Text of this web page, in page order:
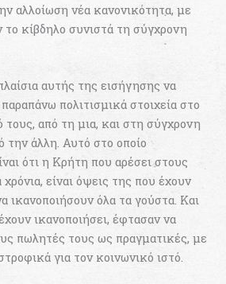
αλλοίωση νέα κανονικότητα, με
το κίβδηλο συνιστά τη σύγχρονη
αυτής της εισήγησης να
πολιτισμικά στοιχεία στο
τους, από τη μια, και στη σύγχρονη
την άλλη. Αυτό στο οποίο
ότι η Κρήτη που αρέσει στους
είναι όψεις της που έχουν
ικανοποιήσουν όλα τα γούστα. Και
ικανοποιήσει, έφτασαν να
πωλητές τους ως πραγματικές, με
για τον κοινωνικό ιστό.